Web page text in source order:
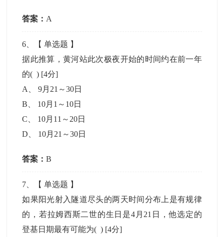
答案： A
6 、【单选题 】
据此推算，黄河站此次极夜开始的时间约在前一年
的( ) [4分]
A
、9月21～30日
B
10月1～10日
C
10月11～20日
D
10月21～30日
答案：B
7 、【单选题 】
如果阳光射入隧道尽头的两天时间分布上是有规律
的，若拉姆西斯二世的生日是4月21日，他选定的
登基日期最有可能为( ) [4分]